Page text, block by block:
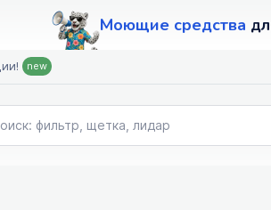
Моющие средства
new